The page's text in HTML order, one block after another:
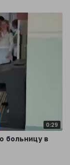
0:29
больницу в